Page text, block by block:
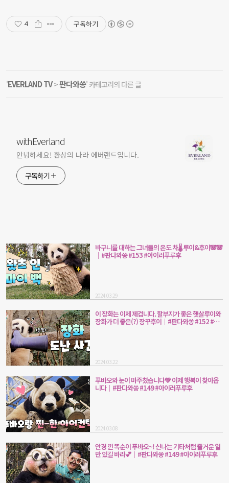
4 구독하기
'EVERLAND TV>판다와쏭' 카테고리의 다른 글
withEverland
안녕하세요! 환상의 나라 에버랜드입니다.
구독하기
바구니를 대하는 그녀들의 온도 차🌡️ 루이&후이🐼🐼
｜#판다와쏭 #153 #아이러푸루후
2024.03.29
이 장화는 이제 제겁니다. 할부지가 좋은 햇살루이와
장화가 더 좋은(?) 장꾸후이｜#판다와쏭 #152 #아
2024.03.22
푸바오와 눈이 마주쳤습니다💚 이제 행복이 찾아옵
니다｜#판다와쏭 #149 #아이러푸루후
2024.03.08
안경 낀 똑순이 푸바오~! 신나는 기타처럼 즐거운 일
만 있길 바라💕｜#판다와쏭 #149 #아이러푸루후